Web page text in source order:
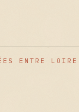
ENTRE LOIRE